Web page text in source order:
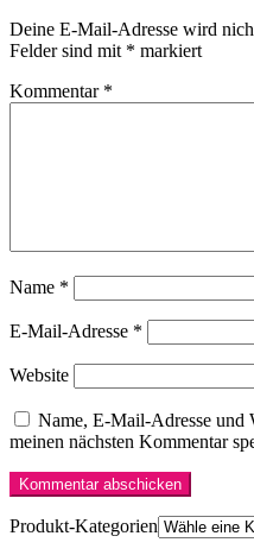
Deine E-Mail-Adresse wird
Felder sind mit * markiert
Kommentar *
Name *
E-Mail-Adresse *
Website
Name, E-Mail-Adresse und
meinen nächsten Kommentar
Produkt-Kategorien